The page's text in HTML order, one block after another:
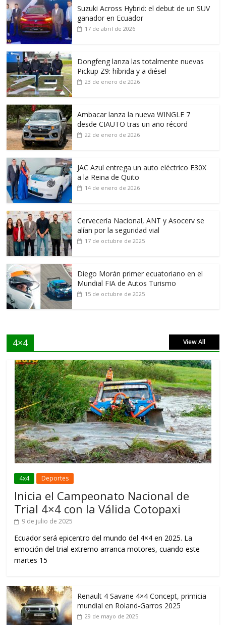
Suzuki Across Hybrid: el debut de un SUV
ganador en Ecuador
17 de abril de 2026
Dongfeng lanza las totalmente nuevas
Pickup Z9: híbrida y a diésel
23 de enero de 2026
Ambacar lanza la nueva WINGLE 7
desde CIAUTO tras un año récord
22 de enero de 2026
JAC Azul entrega un auto eléctrico E30X
a la Reina de Quito
14 de enero de 2026
Cervecería Nacional, ANT y Asocerv se
alían por la seguridad vial
17 de octubre de 2025
Diego Morán primer ecuatoriano en el
Mundial FIA de Autos Turismo
15 de octubre de 2025
4×4 View All
4x4 Deportes
Inicia el Campeonato Nacional de
Trial 4×4 con la Válida Cotopaxi
9 de julio de 2025
Ecuador será epicentro del mundo del 4×4 en 2025. La
emoción del trial extremo arranca motores, cuando este
martes 15
Renault 4 Savane 4×4 Concept, primicia
mundial en Roland-Garros 2025
29 de mayo de 2025